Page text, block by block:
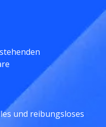
und reibungsloses